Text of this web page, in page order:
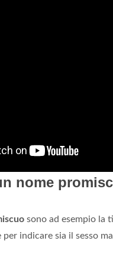
nome
sono ad esempio la
per indicare sia il sesso